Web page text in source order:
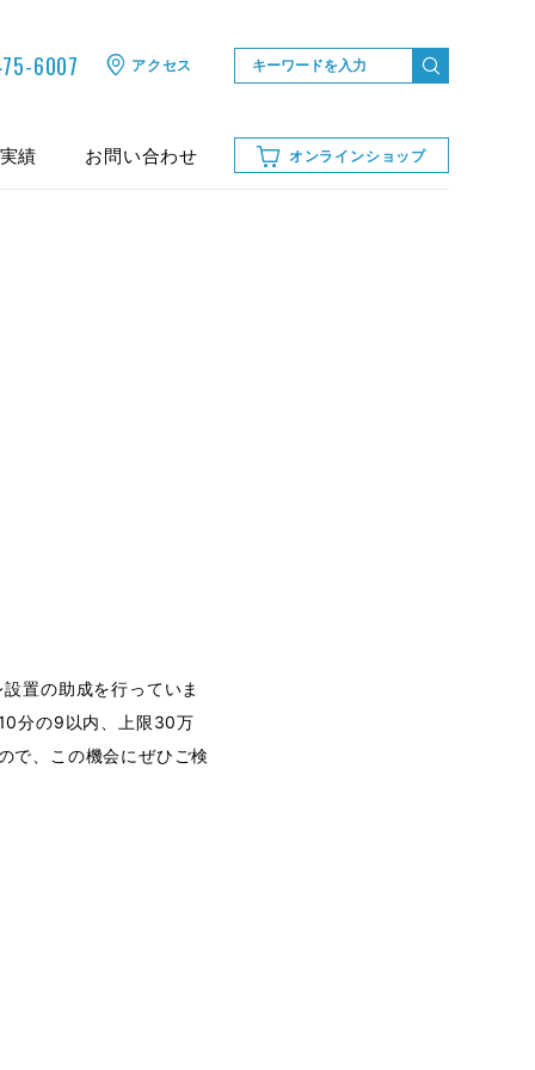
6007 アクセス
績 お問い合わせ オンラインショップ
置の助成を行っていま
分の9以内、上限30万
で、この機会にぜひご検